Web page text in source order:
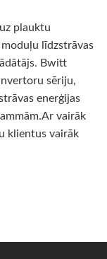
plauktu
līdzstrāvas
Bwitt
sēriju,
enerģijas
vairāk
klientus vairāk